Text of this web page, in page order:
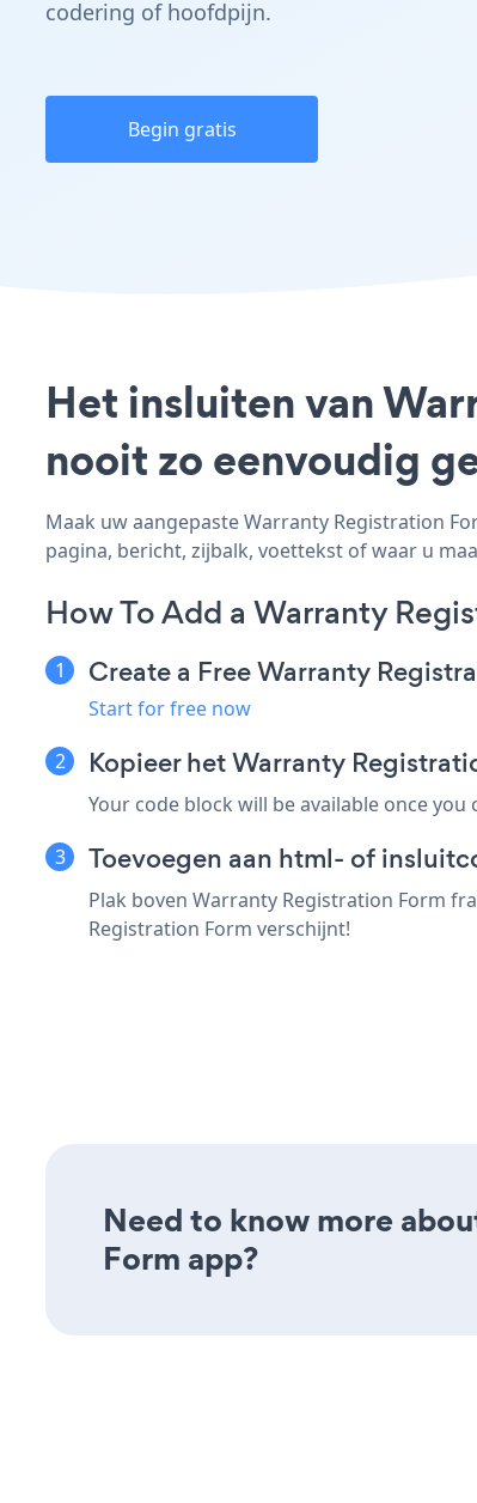
codering of hoofdpijn.
Begin gratis
Het insluiten van
nooit zo eenvoudig
Maak uw aangepaste Warranty Registration
pagina, bericht, zijbalk, voettekst of waar u
How To Add a Warranty
Create a Free Warranty
Start for free now
Kopieer het Warranty
Your code block will be available once you
Toevoegen aan html- of
Plak boven Warranty Registration Form
Registration Form verschijnt!
Need to know more
Form app?